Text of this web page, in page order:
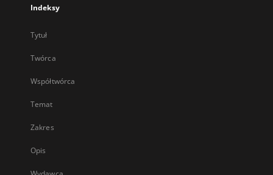
Indeksy
Tytuł
Twórca
Współtwórca
Temat
Zakres
Opis